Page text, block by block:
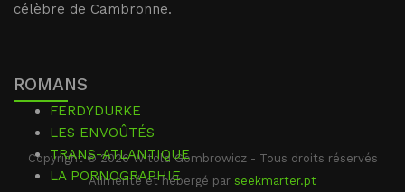
célèbre de Cambronne.
ROMANS
FERDYDURKE
LES ENVOÛTÉS
TRANS-ATLANTIQUE
LA PORNOGRAPHIE
Copyright © 2026 Witold Gombrowicz - Tous droits réservés
Alimenté et hébergé par seekmarter.pt